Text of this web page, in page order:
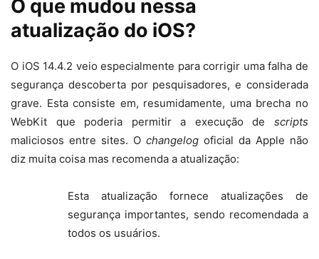
O que mudou nessa
atualização do iOS?
O iOS 14.4.2 veio especialmente para corrigir uma falha de
segurança descoberta por pesquisadores, e considerada
grave. Esta consiste em, resumidamente, uma brecha no
WebKit que poderia permitir a execução de scripts
maliciosos entre sites. O changelog oficial da Apple não
diz muita coisa mas recomenda a atualização:
Esta atualização fornece atualizações de
segurança importantes, sendo recomendada a
todos os usuários.